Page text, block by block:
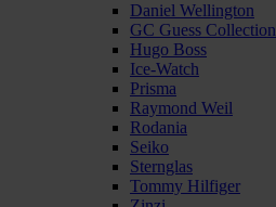
Daniel Wellington
GC Guess Collection
Hugo Boss
Ice-Watch
Prisma
Raymond Weil
Rodania
Seiko
Sternglas
Tommy Hilfiger